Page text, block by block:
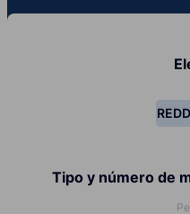
Tipo y número de